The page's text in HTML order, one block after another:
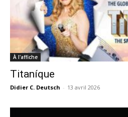
À l'affiche
Titaníque
Didier C. Deutsch - 13 avril 2026